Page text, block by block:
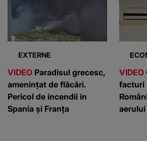
EXTERNE
VIDEO Paradisul grecesc,
amenințat de flăcări.
Pericol de incendii in
Spania și Franța
VIDEO
facturi